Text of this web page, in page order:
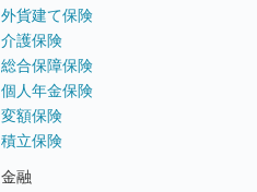
外貨建て保険
介護保険
総合保障保険
個人年金保険
変額保険
積立保険
金融